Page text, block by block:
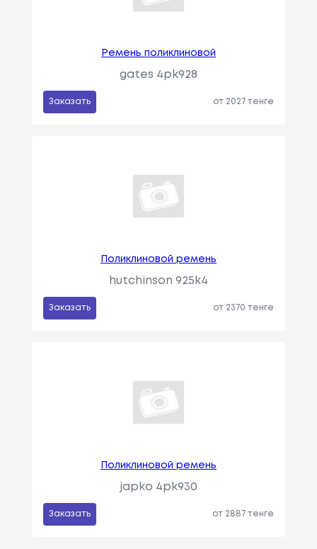
Ремень поликлиновой
gates 4pk928
Заказать от 2027 тенге
Поликлиновой ремень
hutchinson 925k4
Заказать от 2370 тенге
Поликлиновой ремень
japko 4pk930
Заказать от 2887 тенге